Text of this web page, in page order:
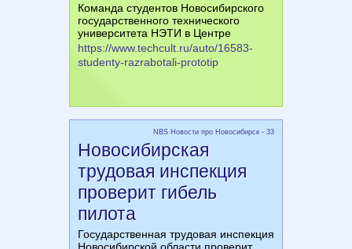
Команда студентов Новосибирского
государственного технического
университета НЭТИ в Центре
https://www.techcult.ru/auto/16583-
studenty-razrabotali-prototip
NBS Новости про Новосибирск - 33
Новосибирская
трудовая инспекция
проверит гибель
пилота
Государственная трудовая инспекция
Новосибирской области проверит